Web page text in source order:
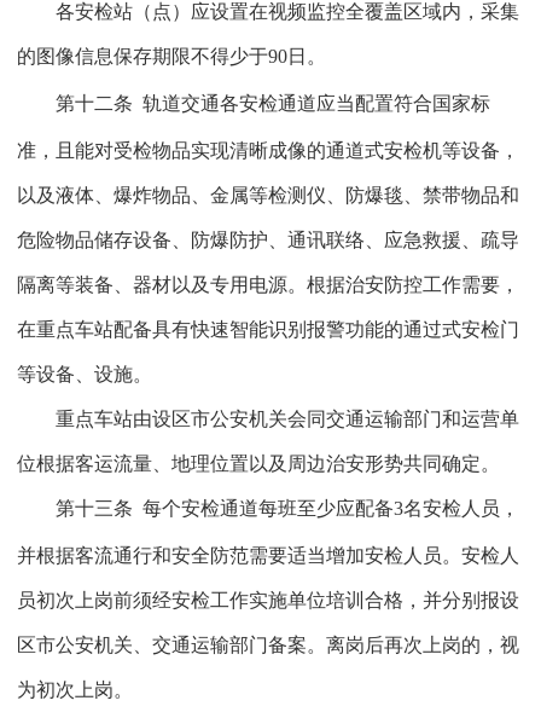
各安检站（点）应设置在视频监控全覆盖区域内，采集
的图像信息保存期限不得少于90日。
第十二条 轨道交通各安检通道应当配置符合国家标
准，且能对受检物品实现清晰成像的通道式安检机等设备，
以及液体、爆炸物品、金属等检测仪、防爆毯、禁带物品和
危险物品储存设备、防爆防护、通讯联络、应急救援、疏导
隔离等装备、器材以及专用电源。根据治安防控工作需要，
在重点车站配备具有快速智能识别报警功能的通过式安检门
等设备、设施。
重点车站由设区市公安机关会同交通运输部门和运营单
位根据客运流量、地理位置以及周边治安形势共同确定。
第十三条 每个安检通道每班至少应配备3名安检人员，
并根据客流通行和安全防范需要适当增加安检人员。安检人
员初次上岗前须经安检工作实施单位培训合格，并分别报设
区市公安机关、交通运输部门备案。离岗后再次上岗的，视
为初次上岗。